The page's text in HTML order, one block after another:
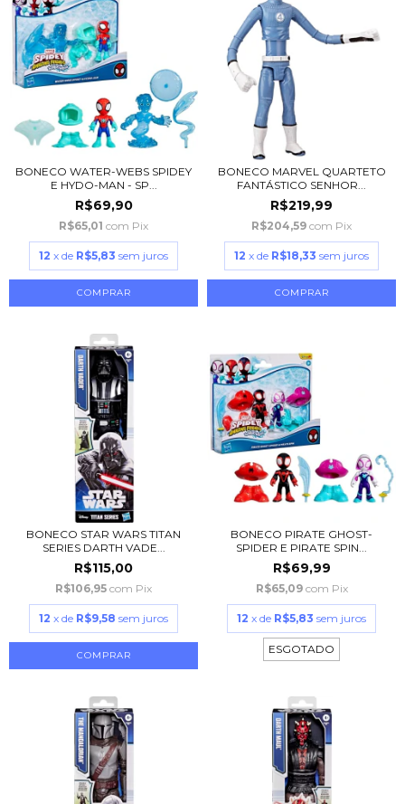
BONECO WATER-WEBS SPIDEY
E HYDO-MAN - SP...
R$69,90
R$65,01 com Pix
12 x de R$5,83 sem juros
BONECO MARVEL QUARTETO
FANTÁSTICO SENHOR...
R$219,99
R$204,59 com Pix
12 x de R$18,33 sem juros
BONECO STAR WARS TITAN
SERIES DARTH VADE...
R$115,00
R$106,95 com Pix
12 x de R$9,58 sem juros
BONECO PIRATE GHOST-
SPIDER E PIRATE SPIN...
R$69,99
R$65,09 com Pix
12 x de R$5,83 sem juros
ESGOTADO